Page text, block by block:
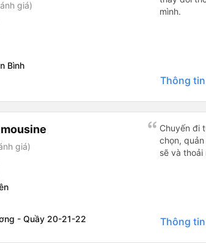
giá)
Bình
mình.
Thông
giá)
- Quầy 20-21-22
Chuyến đi
chọn,
sẽ và thoải
Thông